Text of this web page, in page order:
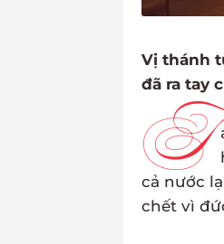
Vị thánh
đã ra tay
T
cả nước
chết vì